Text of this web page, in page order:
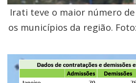
Irati teve o maior número
os municípios da região.